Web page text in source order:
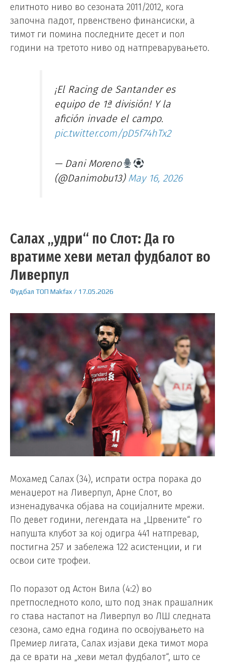
елитното ниво во сезоната 2011/2012, кога
започна падот, првенствено финансиски, а
тимот ги помина последните десет и пол
години на третото ниво од натпреварувањето.
¡El Racing de Santander es
equipo de 1ª división! Y la
afición invade el campo.
pic.twitter.com/pD5f74hTx2
— Dani Moreno
(@Danimobu13) May 16, 2026
Салах „удри“ по Слот: Да го
вратиме хеви метал фудбалот во
Ливерпул
Фудбал ТОП Makfax / 17.05.2026
Мохамед Салах (34), испрати остра порака до
менаџерот на Ливерпул, Арне Слот, во
изненадувачка објава на социјалните мрежи.
По девет години, легендата на „Црвените“ го
напушта клубот за кој одигра 441 натпревар,
постигна 257 и забележа 122 асистенции, и ги
освои сите трофеи.
По поразот од Астон Вила (4:2) во
претпоследното коло, што под знак прашалник
го става настапот на Ливерпул во ЛШ следната
сезона, само една година по освојувањето на
Премиер лигата, Салах изјави дека тимот мора
да се врати на „хеви метал фудбалот“, што се